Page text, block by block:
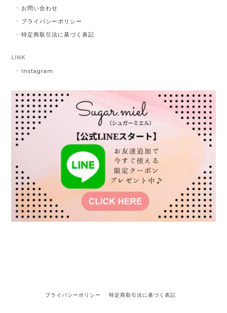
お問い合わせ
プライバシーポリシー
特定商取引法に基づく表記
LINK
Instagram
プライバシーポリシー 特定商取引法に基づく表記